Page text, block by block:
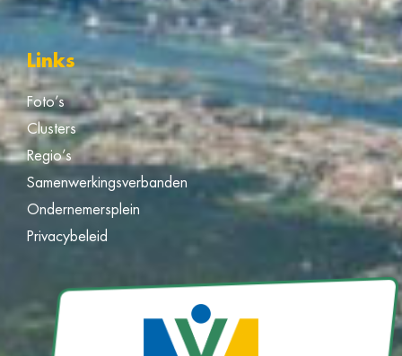
Links
Foto’s
Clusters
Regio’s
Samenwerkingsverbanden
Ondernemersplein
Privacybeleid